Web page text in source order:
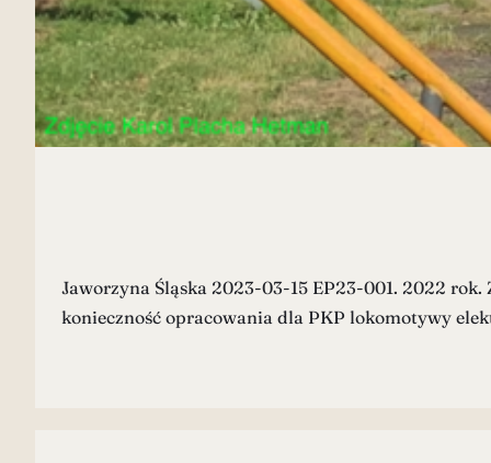
Jaworzyna Śląska 2023-03-15 EP23-001. 2022
konieczność opracowania dla PKP lokomotywy